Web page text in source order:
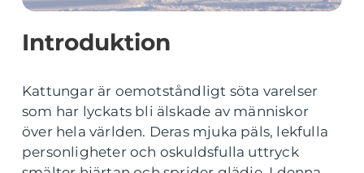
Introduktion
Kattungar är oemotståndligt söta varelser
som har lyckats bli älskade av människor
över hela världen. Deras mjuka päls, lekfulla
personligheter och oskuldsfulla uttryck